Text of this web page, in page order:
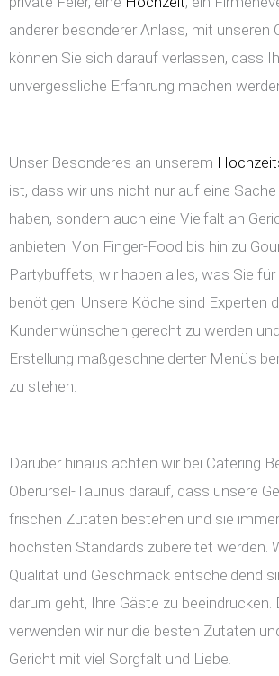
anderer besonderer Anlass, mit unseren
können Sie sich darauf verlassen, dass
unvergessliche Erfahrung machen
Unser Besonderes an unserem
ist, dass wir uns nicht nur auf eine
haben, sondern auch eine Vielfalt an
anbieten. Von Finger-Food bis hin zu
Partybuffets, wir haben alles, was Sie
benötigen. Unsere Köche sind Experten
Kundenwünschen gerecht zu werden
Erstellung maßgeschneiderter Menüs
zu stehen.
Darüber hinaus achten wir bei Catering
Oberursel-Taunus darauf, dass unsere
frischen Zutaten bestehen und sie
höchsten Standards zubereitet werden.
Qualität und Geschmack entscheidend
darum geht, Ihre Gäste zu beeindrucken.
verwenden wir nur die besten Zutaten
Gericht mit viel Sorgfalt und Liebe.